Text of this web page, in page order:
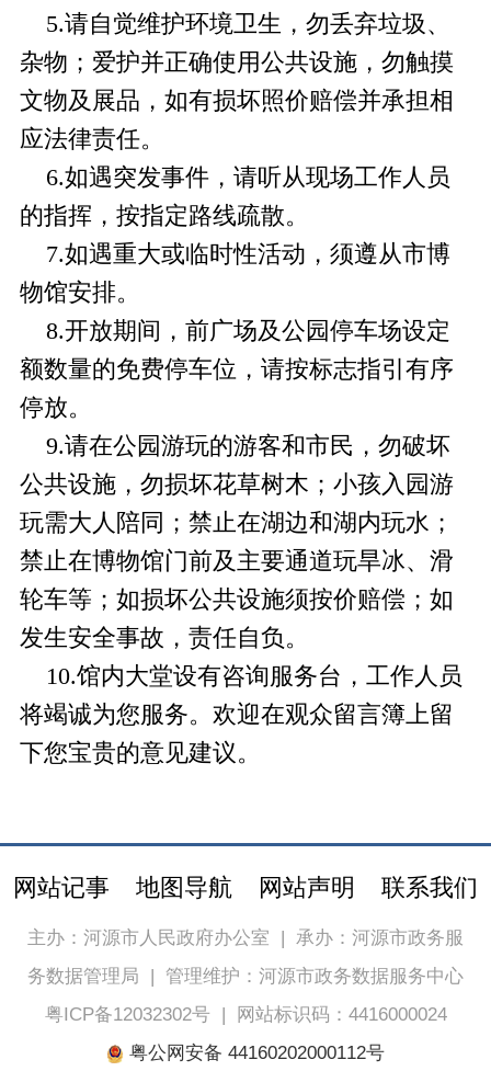
5.请自觉维护环境卫生，勿丢弃垃圾、
杂物；爱护并正确使用公共设施，勿触摸
文物及展品，如有损坏照价赔偿并承担相
应法律责任。
6.如遇突发事件，请听从现场工作人员
的指挥，按指定路线疏散。
7.如遇重大或临时性活动，须遵从市博
物馆安排。
8.开放期间，前广场及公园停车场设定
额数量的免费停车位，请按标志指引有序
停放。
9.请在公园游玩的游客和市民，勿破坏
公共设施，勿损坏花草树木；小孩入园游
玩需大人陪同；禁止在湖边和湖内玩水；
禁止在博物馆门前及主要通道玩旱冰、滑
轮车等；如损坏公共设施须按价赔偿；如
发生安全事故，责任自负。
10.馆内大堂设有咨询服务台，工作人员
将竭诚为您服务。欢迎在观众留言簿上留
下您宝贵的意见建议。
网站记事 地图导航 网站声明 联系我们
主办：河源市人民政府办公室 | 承办：河源市政务服
务数据管理局 | 管理维护：河源市政务数据服务中心
粤ICP备12032302号|
网站标识码：4416000024
粤公网安备 44160202000112号